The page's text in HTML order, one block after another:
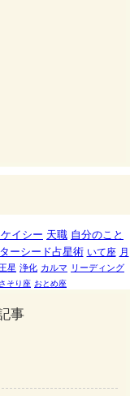
イシー 天職 自分のこと
ーシード占星術 いて座 月
星 浄化 カルマ リーディング
さそり座 おとめ座
事